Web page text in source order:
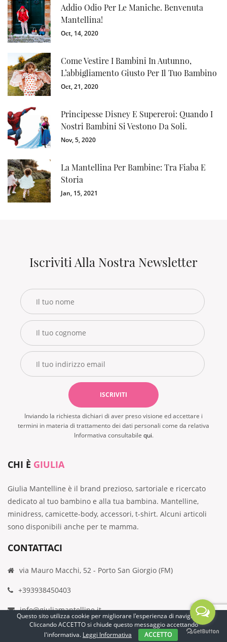
Addio Odio Per Le Maniche. Benvenuta
Mantellina!
Oct, 14, 2020
Come Vestire I Bambini In Autunno,
L’abbigliamento Giusto Per Il Tuo Bambino
Oct, 21, 2020
Principesse Disney E Supereroi: Quando I
Nostri Bambini Si Vestono Da Soli.
Nov, 5, 2020
La Mantellina Per Bambine: Tra Fiaba E
Storia
Jan, 15, 2021
Iscriviti Alla Nostra Newsletter
Inviando la richiesta dichiari di aver preso visione ed accettare i
termini in materia di trattamento dei dati personali come da relativa
Informativa consultabile qui.
CHI È GIULIA
Giulia Mantelline è il brand prezioso, sartoriale e ricercato
dedicato al tuo bambino e alla tua bambina. Mantelline,
minidress, camicette-body, accessori, t-shirt. Alcuni articoli
sono disponibili anche per te mamma.
CONTATTACI
via Mauro Macchi, 52 - Porto San Giorgio (FM)
+393938450403
info@giuliamantelline.it
+39 3938450403
Questo sito utilizza cookie per migliorare l'esperienza di navigazione.
Cliccando ACCETTO si chiude questo messaggio accettando
l'informativa. Leggi Informativa ACCETTO